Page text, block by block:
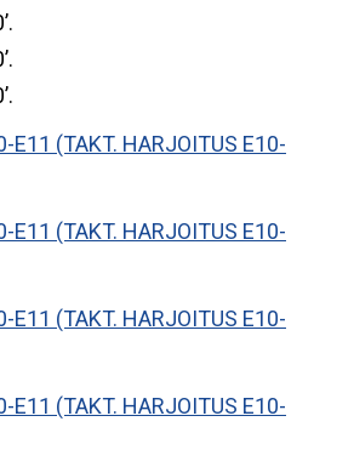
E11 (TAKT. HARJOITUS E10-
E11 (TAKT. HARJOITUS E10-
E11 (TAKT. HARJOITUS E10-
E11 (TAKT. HARJOITUS E10-